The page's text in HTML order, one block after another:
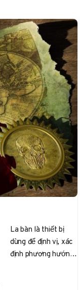
La bàn là thiết bị
dùng để định vị, xác
định phương hướng